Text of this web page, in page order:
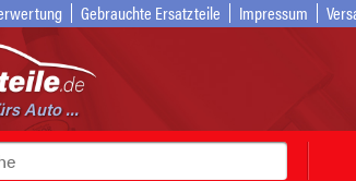
Gebrauchte Ersatzteile Impressum
Auto ...